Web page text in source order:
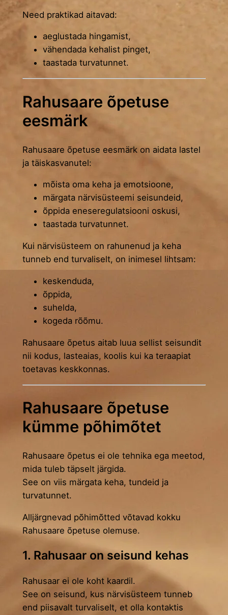
Need praktikad aitavad:
aeglustada hingamist,
vähendada kehalist pinget,
taastada turvatunnet.
Rahusaare õpetuse
eesmärk
Rahusaare õpetuse eesmärk on aidata lastel
ja täiskasvanutel:
mõista oma keha ja emotsioone,
märgata närvisüsteemi seisundeid,
õppida eneseregulatsiooni oskusi,
taastada turvatunnet.
Kui närvisüsteem on rahunenud ja keha
tunneb end turvaliselt, on inimesel lihtsam:
keskenduda,
õppida,
suhelda,
kogeda rõõmu.
Rahusaare õpetus aitab luua sellist seisundit
nii kodus, lasteaias, koolis kui ka teraapiat
toetavas keskkonnas.
Rahusaare õpetuse
kümme põhimõtet
Rahusaare õpetus ei ole tehnika ega meetod,
mida tuleb täpselt järgida.
See on viis märgata keha, tundeid ja
turvatunnet.
Alljärgnevad põhimõtted võtavad kokku
Rahusaare õpetuse olemuse.
1. Rahusaar on seisund kehas
Rahusaar ei ole koht kaardil.
See on seisund, kus närvisüsteem tunneb
end piisavalt turvaliselt, et olla kontaktis